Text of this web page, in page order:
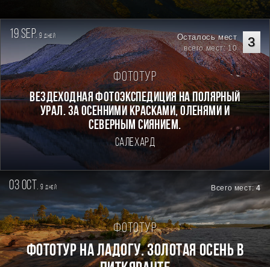
19 sep. 9дней 3
Осталось мест
всего мест: 10
Фототур
Вездеходная фотоэкспедиция на Полярный
Урал. За осенними красками, оленями и
северным сиянием.
Салехард
03 oct. 9дней Всего мест:4
Фототур
Фототур на Ладогу. Золотая осень в